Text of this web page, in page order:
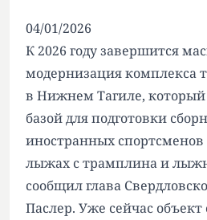
04/01/2026
К 2026 году завершится
модернизация комплекса
в Нижнем Тагиле, который
базой для подготовки
иностранных
лыжах с трамплина и
сообщил глава
Паслер. Уже сейчас